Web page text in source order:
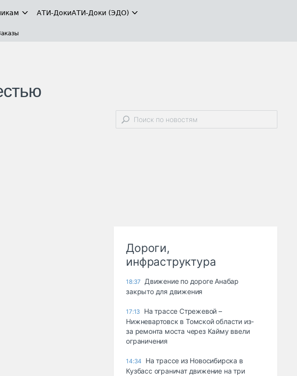
АТИ-ДокиАТИ-Доки (ЭДО)
Дороги,
инфраструктура
18:37
Движение по дороге Анабар
закрыто для движения
17:13
На трассе Стрежевой –
Нижневартовск в Томской области из-
за ремонта моста через Кайму ввели
ограничения
14:34
На трассе из Новосибирска в
Кузбасс ограничат движение на три